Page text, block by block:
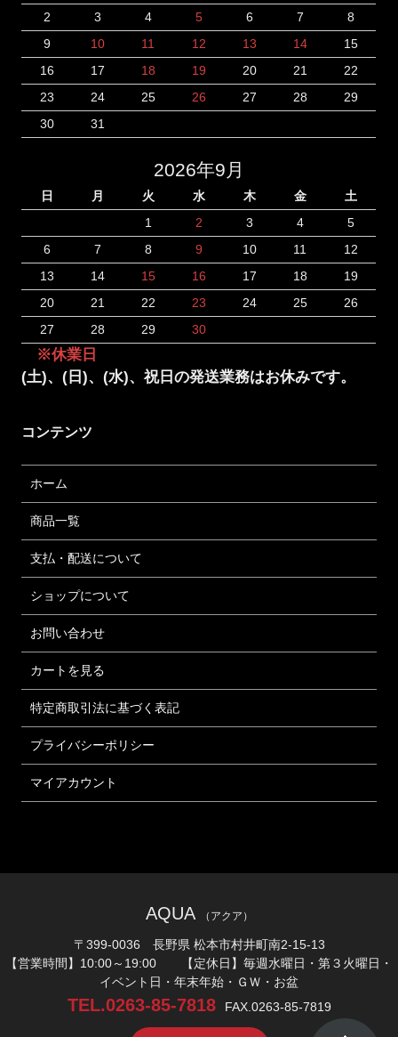
2
3 4 5 6 7
8
9
10 11 12 13 14
15
16
17 18 19 20 21
22
23
24 25 26 27 28
29
30
31
2026年9月
日 月 火 水 木 金
土
1
2 3 4
5
6
7 8 9 10 11
12
13
14 15 16 17 18
19
20
21 22 23 24 25
26
27
28 29 30
※休業日
(土)、(日)、(水)、祝日の発送業務はお休みです。
コンテンツ
ホーム
商品一覧
支払・配送について
ショップについて
お問い合わせ
カートを見る
特定商取引法に基づく表記
プライバシーポリシー
マイアカウント
AQUA （アクア）
〒399-0036 長野県 松本市村井町南2-15-13
【営業時間】10:00～19:00 【定休日】毎週水曜日・第３火曜日・
イベント日・年末年始・ＧＷ・お盆
TEL.0263-85-7818 FAX.0263-85-7819